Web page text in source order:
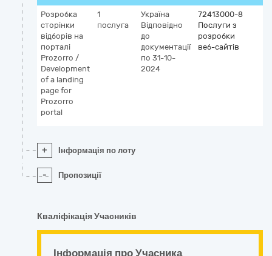
Розробка
сторінки
відборів на
порталі
Prozorro /
Development
of a landing
page for
Prozorro
portal
1
послуга
Україна
Відповідно
до
документації
по 31-10-
2024
72413000-8
Послуги з
розробки
веб-сайтів
+ Інформація по лоту
- Пропозиції
Кваліфікація Учасників
Інформація про Учасника